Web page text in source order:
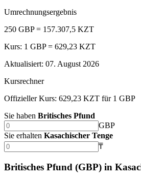
Umrechnungsergebnis
250 GBP = 157.307,5 KZT
Kurs: 1 GBP = 629,23 KZT
Aktualisiert: 07. August 2026
Kursrechner
Offizieller Kurs: 629,23 KZT für 1 GBP
Sie haben Britisches Pfund
GBP
Sie erhalten Kasachischer Tenge
₸
Britisches Pfund (GBP) in